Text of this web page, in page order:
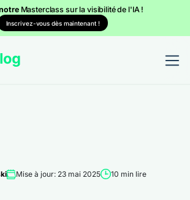
Masterclass sur la visibilité de l'IA !
Inscrivez-vous dès maintenant !
Mise à jour: 23 mai 2025 10 min lire